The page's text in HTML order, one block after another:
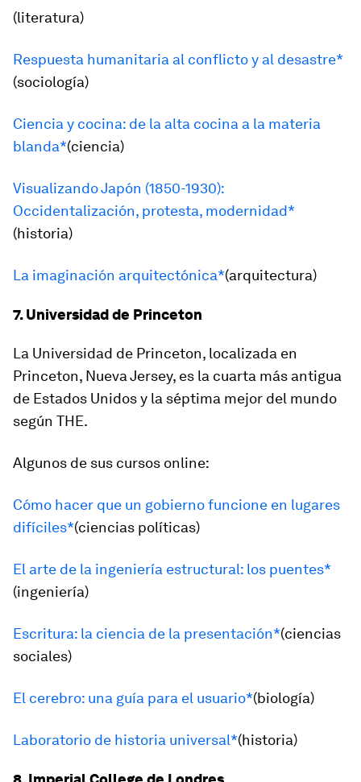
(literatura)
Respuesta humanitaria al conflicto y al desastre*
(sociología)
Ciencia y cocina: de la alta cocina a la materia
blanda*(ciencia)
Visualizando Japón (1850-1930):
Occidentalización, protesta, modernidad*
(historia)
La imaginación arquitectónica*(arquitectura)
7. Universidad de Princeton
La Universidad de Princeton, localizada en
Princeton, Nueva Jersey, es la cuarta más antigua
de Estados Unidos y la séptima mejor del mundo
según THE.
Algunos de sus cursos online:
Cómo hacer que un gobierno funcione en lugares
difíciles*(ciencias políticas)
El arte de la ingeniería estructural: los puentes*
(ingeniería)
Escritura: la ciencia de la presentación*(ciencias
sociales)
El cerebro: una guía para el usuario*(biología)
Laboratorio de historia universal*(historia)